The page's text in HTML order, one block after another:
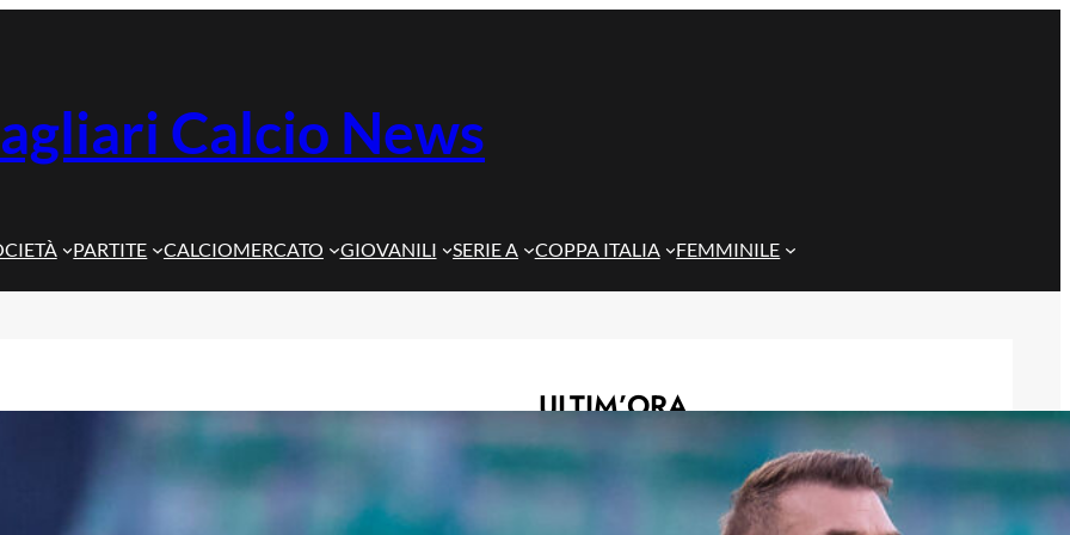
Calcio News
PARTITE CALCIOMERCATO GIOVANILI SERIE A COPPA ITALIA FEMMINILE
ULTIM’ORA
Giuseppe Aurelio al Cagliari,
accordo raggiunto con lo Spezia per